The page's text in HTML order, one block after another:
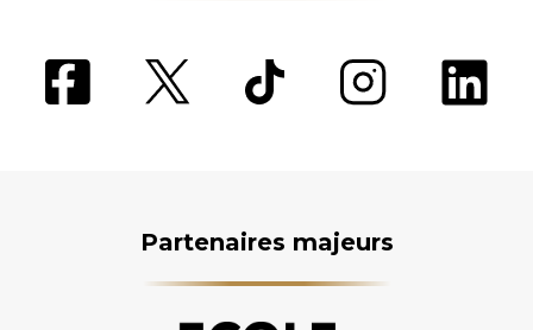
Partenaires majeurs